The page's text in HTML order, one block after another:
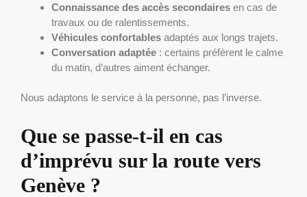
Connaissance des accès secondaires en cas de
travaux ou de ralentissements.
Véhicules confortables adaptés aux longs trajets.
Conversation adaptée : certains préfèrent le calme
du matin, d’autres aiment échanger.
Nous adaptons le service à la personne, pas l’inverse.
Que se passe-t-il en cas
d’imprévu sur la route vers
Genève ?